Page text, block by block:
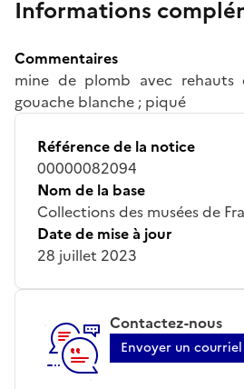
Informations
Commentaires
mine de plomb avec
gouache blanche ; piqué
Référence de la notice
00000082094
Nom de la base
Collections des musées de
Date de mise à jour
28 juillet 2023
Contactez-nous
Envoyer un courriel